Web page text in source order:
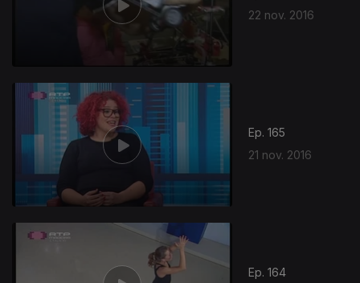
22 nov. 2016
Ep. 165
21 nov. 2016
Ep. 164